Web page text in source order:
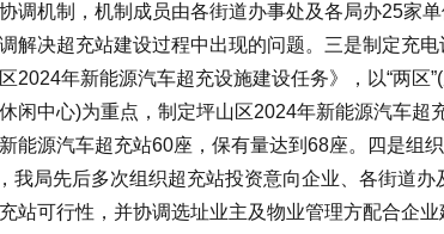
调机制，机制成员由各街道办事处及各局办25家
解决超充站建设过程中出现的问题。三是制定充
2024年新能源汽车超充设施建设任务》，以“两区
闲中心)为重点，制定坪山区2024年新能源汽车超
能源汽车超充站60座，保有量达到68座。四是组
我局先后多次组织超充站投资意向企业、各街道办
站可行性，并协调选址业主及物业管理方配合企